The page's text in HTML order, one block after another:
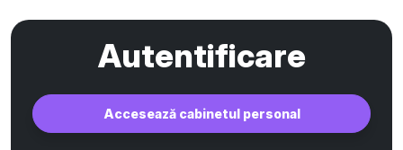
Autentificare
Accesează cabinetul personal